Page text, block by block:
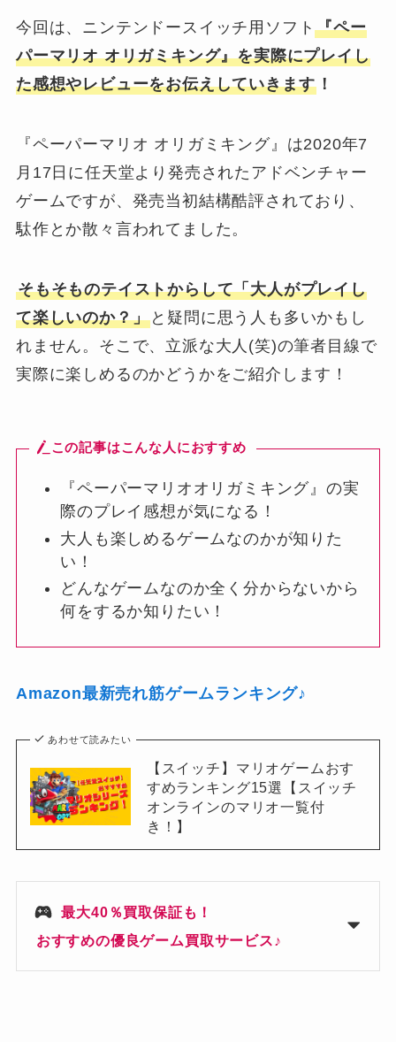
今回は、ニンテンドースイッチ用ソフト『ペー
パーマリオ オリガミキング』を実際にプレイし
た感想やレビューをお伝えしていきます ！
『ペーパーマリオ オリガミキング』は2020年7
月17日に任天堂より発売されたアドベンチャー
ゲームですが、発売当初結構酷評されており、
駄作とか散々言われてました。
そもそものテイストからして「大人がプレイし
て楽しいのか？」 と疑問に思う人も多いかもし
れません。そこで、立派な大人(笑)の筆者目線で
実際に楽しめるのかどうかをご紹介します！
この記事はこんな人におすすめ
『ペーパーマリオオリガミキング』の実
際のプレイ感想が気になる！
大人も楽しめるゲームなのかが知りた
い！
どんなゲームなのか全く分からないから
何をするか知りたい！
Amazon最新売れ筋ゲームランキング♪
あわせて読みたい
【スイッチ】マリオゲームおす
すめランキング15選【スイッチ
オンラインのマリオ一覧付
き！】
最大40％買取保証も！
おすすめの優良ゲーム買取サービス♪